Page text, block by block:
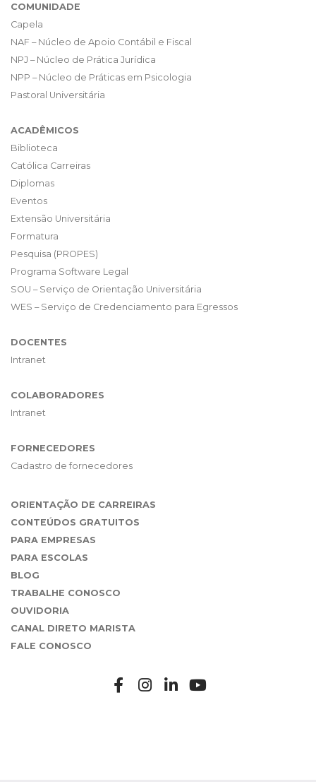
COMUNIDADE
Capela
NAF – Núcleo de Apoio Contábil e Fiscal
NPJ – Núcleo de Prática Jurídica
NPP – Núcleo de Práticas em Psicologia
Pastoral Universitária
ACADÊMICOS
Biblioteca
Católica Carreiras
Diplomas
Eventos
Extensão Universitária
Formatura
Pesquisa (PROPES)
Programa Software Legal
SOU – Serviço de Orientação Universitária
WES – Serviço de Credenciamento para Egressos
DOCENTES
Intranet
COLABORADORES
Intranet
FORNECEDORES
Cadastro de fornecedores
ORIENTAÇÃO DE CARREIRAS
CONTEÚDOS GRATUITOS
PARA EMPRESAS
PARA ESCOLAS
BLOG
TRABALHE CONOSCO
OUVIDORIA
CANAL DIRETO MARISTA
FALE CONOSCO